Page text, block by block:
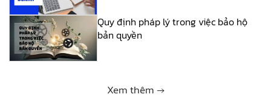
Quy định pháp lý trong việc bảo hộ
bản quyền
Xem thêm →